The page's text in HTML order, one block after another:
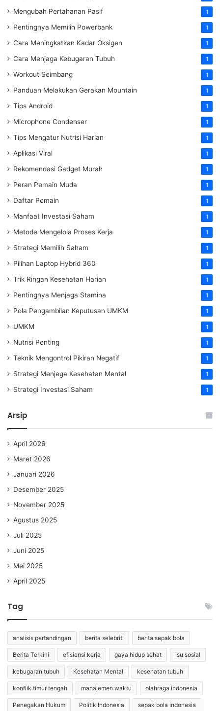
Mengubah Pertahanan Pasif 1
Pentingnya Memilih Powerbank 1
Cara Meningkatkan Kadar Oksigen 1
Cara Menjaga Kebugaran Tubuh 1
Workout Seimbang 1
Panduan Melakukan Gerakan Mountain 1
Tips Android 1
Microphone Condenser 1
Tips Mengatur Nutrisi Harian 1
Aplikasi Viral 1
Rekomendasi Gadget Murah 1
Peran Pemain Muda 1
Daftar Pemain 1
Manfaat Investasi Saham 1
Metode Mengelola Proses Kerja 1
Strategi Memilih Saham 1
Pilihan Laptop Hybrid 360 1
Trik Ringan Kesehatan Harian 1
Pentingnya Menjaga Stamina 1
Pola Pengambilan Keputusan UMKM 1
UMKM 1
Nutrisi Penting 1
Teknik Mengontrol Pikiran Negatif 1
Strategi Menjaga Kesehatan Mental 1
Strategi Investasi Saham 1
Arsip
April 2026
Maret 2026
Januari 2026
Desember 2025
November 2025
Agustus 2025
Juli 2025
Juni 2025
Mei 2025
April 2025
Tag
analisis pertandingan berita selebriti berita sepak bola
Berita Terkini efisiensi kerja gaya hidup sehat isu sosial
kebugaran tubuh Kesehatan Mental kesehatan tubuh
konflik timur tengah manajemen waktu olahraga indonesia
Penegakan Hukum Politik Indonesia sepak bola indonesia